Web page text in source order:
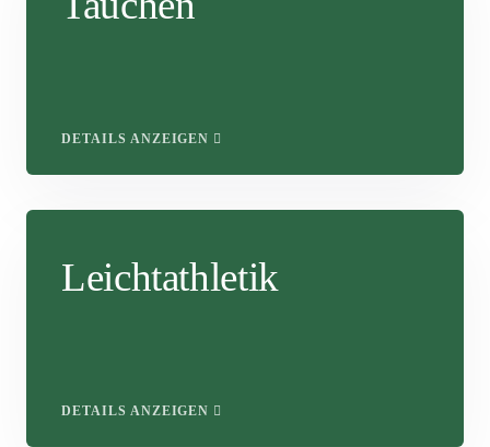
DETAILS ANZEIGEN
Leichtathletik
DETAILS ANZEIGEN